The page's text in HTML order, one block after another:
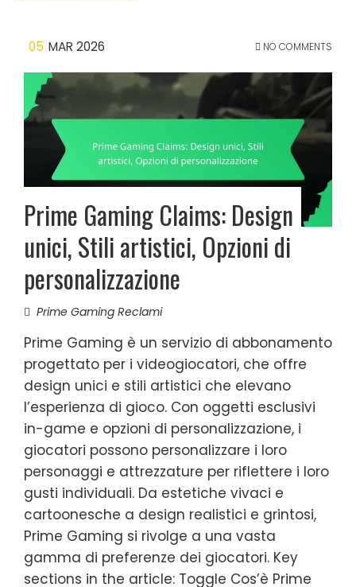
05 MAR 2026 NO COMMENTS
Prime Gaming Claims: Design
unici, Stili artistici, Opzioni di
personalizzazione
Prime Gaming Reclami
Prime Gaming è un servizio di abbonamento
progettato per i videogiocatori, che offre
design unici e stili artistici che elevano
l’esperienza di gioco. Con oggetti esclusivi
in-game e opzioni di personalizzazione, i
giocatori possono personalizzare i loro
personaggi e attrezzature per riflettere i loro
gusti individuali. Da estetiche vivaci e
cartoonesche a design realistici e grintosi,
Prime Gaming si rivolge a una vasta
gamma di preferenze dei giocatori. Key
sections in the article: Toggle Cos’è Prime